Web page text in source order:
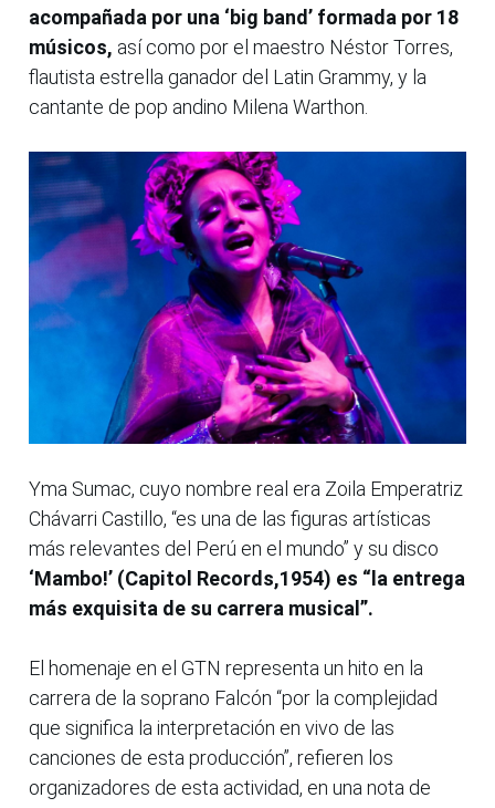
acompañada por una ‘big band’ formada por 18
músicos, así como por el maestro Néstor Torres,
flautista estrella ganador del Latin Grammy, y la
cantante de pop andino Milena Warthon.
Yma Sumac, cuyo nombre real era Zoila Emperatriz
Chávarri Castillo, “es una de las figuras artísticas
más relevantes del Perú en el mundo” y su disco
‘Mambo!’ (Capitol Records,1954) es “la entrega
más exquisita de su carrera musical”.
El homenaje en el GTN representa un hito en la
carrera de la soprano Falcón “por la complejidad
que significa la interpretación en vivo de las
canciones de esta producción”, refieren los
organizadores de esta actividad, en una nota de